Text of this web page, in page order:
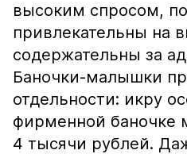
высоким спросом,
привлекательны на
содержательны за
Баночки-малышки
отдельности: икру
фирменной баночке
4 тысячи рублей.